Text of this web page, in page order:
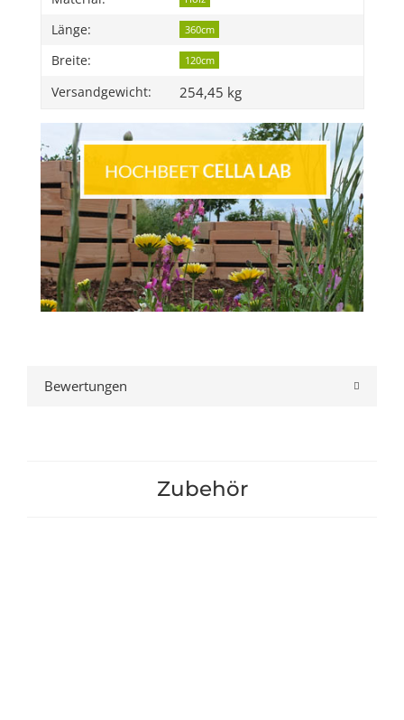
Länge: 360cm
Breite: 120cm
Versandgewicht: 254,45 kg
Bewertungen
Zubehör